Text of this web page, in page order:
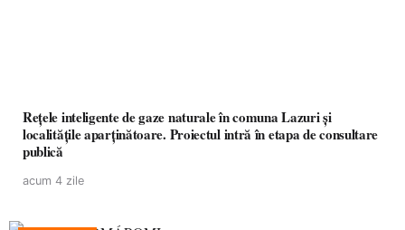
Rețele inteligente de gaze naturale în comuna Lazuri și
localitățile aparținătoare. Proiectul intră în etapa de consultare
publică
acum 4 zile